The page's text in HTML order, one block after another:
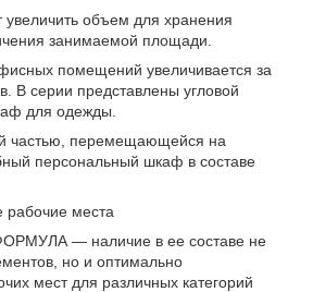
увеличить объем для хранения
занимаемой площади.
помещений увеличивается за
В серии представлены угловой
для одежды.
частью, перемещающейся на
персональный шкаф в составе
рабочие места
— наличие в ее составе не
но и оптимально
мест для различных категорий